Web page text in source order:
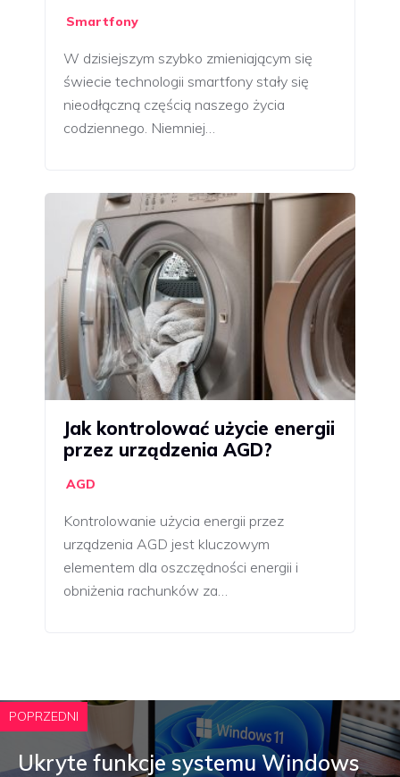
Smartfony
W dzisiejszym szybko zmieniającym się
świecie technologii smartfony stały się
nieodłączną częścią naszego życia
codziennego. Niemniej…
Jak kontrolować użycie energii
przez urządzenia AGD?
AGD
Kontrolowanie użycia energii przez
urządzenia AGD jest kluczowym
elementem dla oszczędności energii i
obniżenia rachunków za…
POPRZEDNI
Ukryte funkcje systemu Windows